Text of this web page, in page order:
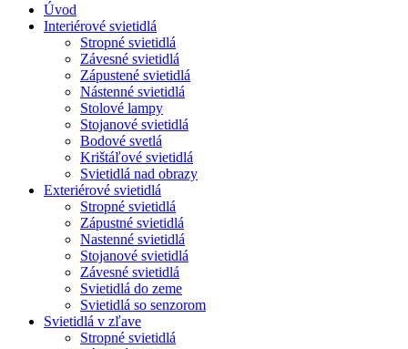
Úvod
Interiérové svietidlá
Stropné svietidlá
Závesné svietidlá
Zápustené svietidlá
Nástenné svietidlá
Stolové lampy
Stojanové svietidlá
Bodové svetlá
Krištáľové svietidlá
Svietidlá nad obrazy
Exteriérové svietidlá
Stropné svietidlá
Zápustné svietidlá
Nastenné svietidlá
Stojanové svietidlá
Závesné svietidlá
Svietidlá do zeme
Svietidlá so senzorom
Svietidlá v zľave
Stropné svietidlá